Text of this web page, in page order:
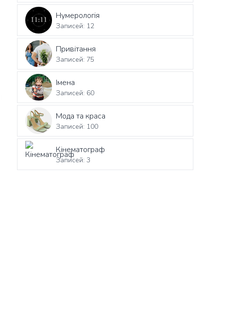
Нумерологія
Записей: 12
Привітання
Записей: 75
Імена
Записей: 60
Мода та краса
Записей: 100
Кінематограф
Записей: 3